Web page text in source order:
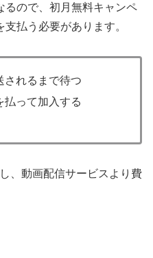
るので、初月無料キャンペ
払う必要があります。
されるまで待つ
払って加入する
、動画配信サービスより費